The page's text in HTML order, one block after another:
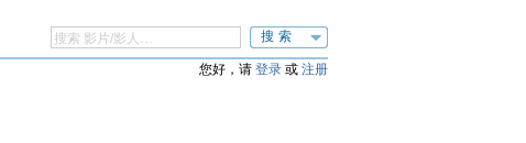
搜索
您好，请 登录 或 注册